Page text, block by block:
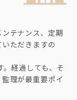
テナンス、定期
ただきますの
経過しても、そ
理が最重要ポイ